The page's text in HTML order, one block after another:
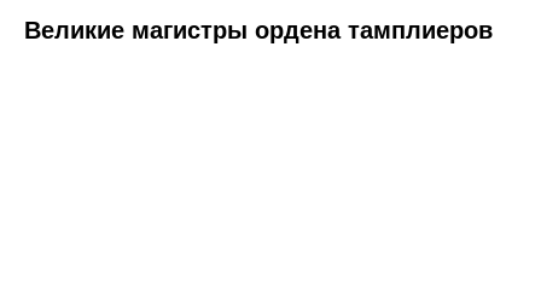
Великие магистры ордена тамплиеров